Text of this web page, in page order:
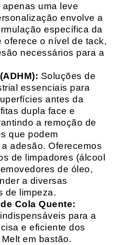
apenas uma leve
envolve a
específica da
oferece o nível de tack,
necessários para a
Soluções de
essenciais para
antes da
dupla face e
a remoção de
que podem
adesão. Oferecemos
de limpadores (álcool
de óleo,
a diversas
de limpeza.
Cola Quente:
para a
e eficiente dos
em bastão.